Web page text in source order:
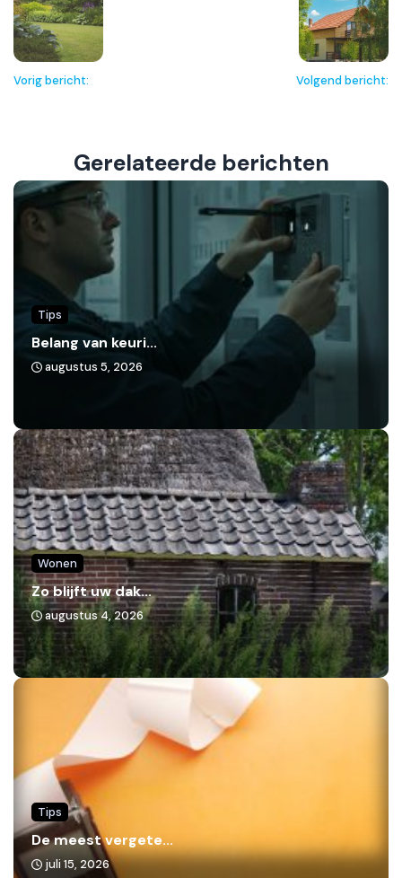
Vorig bericht: Volgend bericht:
Gerelateerde berichten
Tips
Belang van keuri...
augustus 5, 2026
Wonen
Zo blijft uw dak...
augustus 4, 2026
Tips
De meest vergete...
juli 15, 2026